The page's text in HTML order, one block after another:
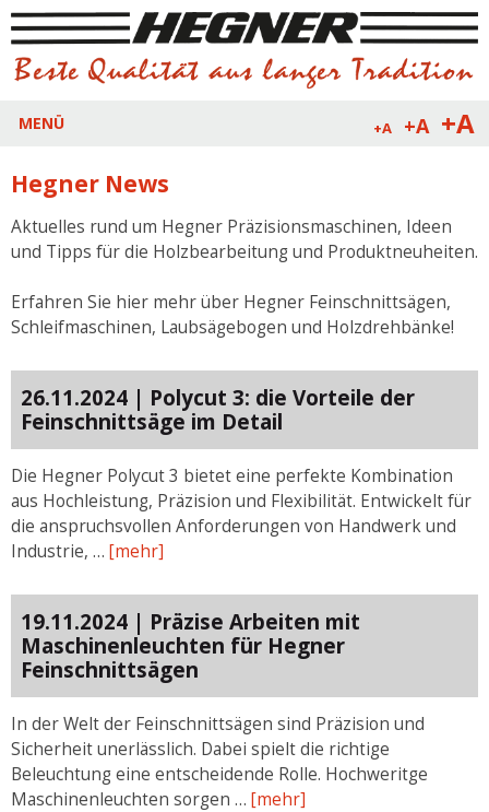
+A +A +A
MENÜ
Hegner News
Aktuelles rund um Hegner Präzisionsmaschinen, Ideen
und Tipps für die Holzbearbeitung und Produktneuheiten.
Erfahren Sie hier mehr über Hegner Feinschnittsägen,
Schleifmaschinen, Laubsägebogen und Holzdrehbänke!
26.11.2024 | Polycut 3: die Vorteile der
Feinschnittsäge im Detail
Die Hegner Polycut 3 bietet eine perfekte Kombination
aus Hochleistung, Präzision und Flexibilität. Entwickelt für
die anspruchsvollen Anforderungen von Handwerk und
Industrie, … [mehr]
19.11.2024 | Präzise Arbeiten mit
Maschinenleuchten für Hegner
Feinschnittsägen
In der Welt der Feinschnittsägen sind Präzision und
Sicherheit unerlässlich. Dabei spielt die richtige
Beleuchtung eine entscheidende Rolle. Hochweritge
Maschinenleuchten sorgen … [mehr]